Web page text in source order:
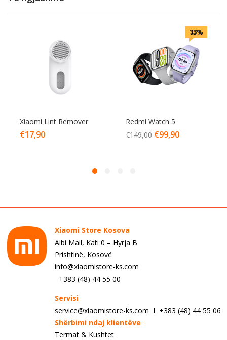
Xiaomi Lint Remover
€17,90
33%
Redmi Watch 5
€149,00 €99,90
Xiaomi Store Kosova
Albi Mall, Kati 0 – Hyrja B
Prishtinë, Kosovë
info@xiaomistore-ks.com
+383 (48) 44 55 00
Servisi
service@xiaomistore-ks.com I +383 (48) 44 55 06
Shërbimi ndaj klientëve
Termat & Kushtet